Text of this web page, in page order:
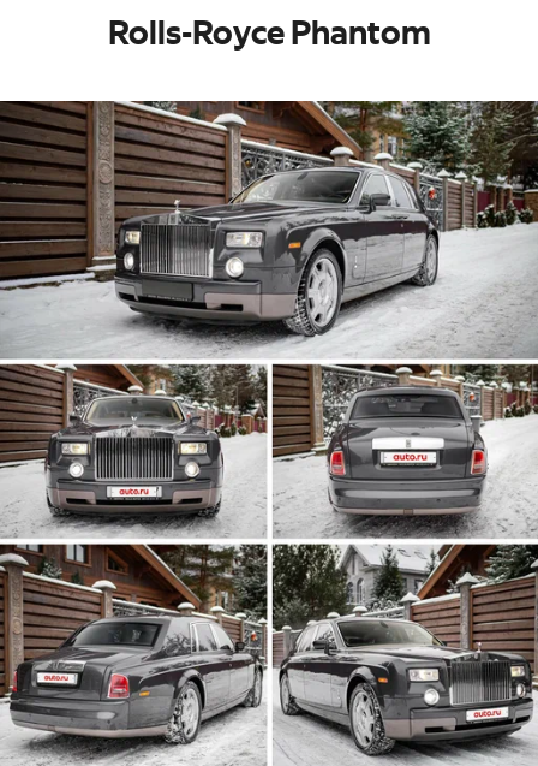
Rolls-Royce Phantom